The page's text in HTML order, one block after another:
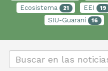
Ecosistema 21 EEI 19
SIU-Guaraní 16